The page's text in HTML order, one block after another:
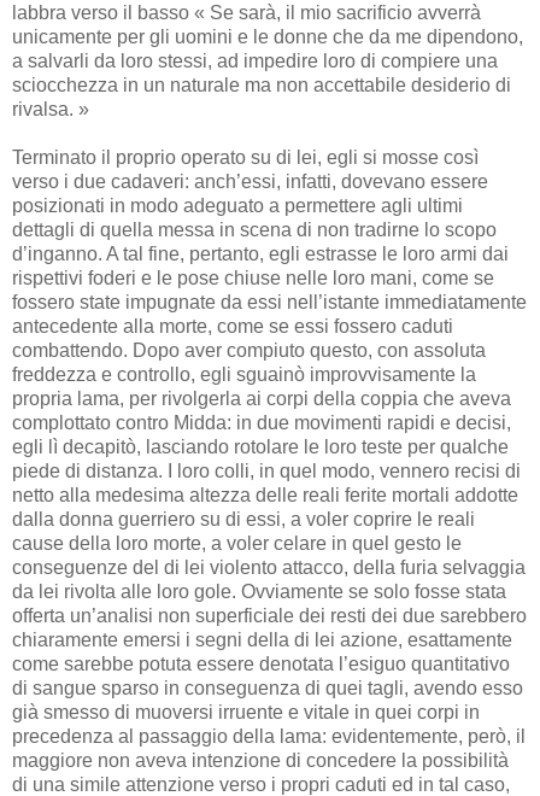
labbra verso il basso « Se sarà, il mio sacrificio avverrà
unicamente per gli uomini e le donne che da me dipendono,
a salvarli da loro stessi, ad impedire loro di compiere una
sciocchezza in un naturale ma non accettabile desiderio di
rivalsa. »
Terminato il proprio operato su di lei, egli si mosse così
verso i due cadaveri: anch’essi, infatti, dovevano essere
posizionati in modo adeguato a permettere agli ultimi
dettagli di quella messa in scena di non tradirne lo scopo
d’inganno. A tal fine, pertanto, egli estrasse le loro armi dai
rispettivi foderi e le pose chiuse nelle loro mani, come se
fossero state impugnate da essi nell’istante immediatamente
antecedente alla morte, come se essi fossero caduti
combattendo. Dopo aver compiuto questo, con assoluta
freddezza e controllo, egli sguainò improvvisamente la
propria lama, per rivolgerla ai corpi della coppia che aveva
complottato contro Midda: in due movimenti rapidi e decisi,
egli lì decapitò, lasciando rotolare le loro teste per qualche
piede di distanza. I loro colli, in quel modo, vennero recisi di
netto alla medesima altezza delle reali ferite mortali addotte
dalla donna guerriero su di essi, a voler coprire le reali
cause della loro morte, a voler celare in quel gesto le
conseguenze del di lei violento attacco, della furia selvaggia
da lei rivolta alle loro gole. Ovviamente se solo fosse stata
offerta un’analisi non superficiale dei resti dei due sarebbero
chiaramente emersi i segni della di lei azione, esattamente
come sarebbe potuta essere denotata l’esiguo quantitativo
di sangue sparso in conseguenza di quei tagli, avendo esso
già smesso di muoversi irruente e vitale in quei corpi in
precedenza al passaggio della lama: evidentemente, però, il
maggiore non aveva intenzione di concedere la possibilità
di una simile attenzione verso i propri caduti ed in tal caso,